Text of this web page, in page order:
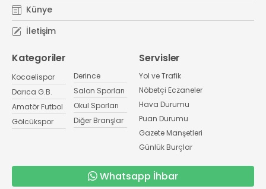
Künye
İletişim
Kategoriler
Kocaelispor
Darıca G.B.
Amatör Futbol
Gölcükspor
Derince
Salon Sporları
Okul Sporları
Diğer Branşlar
Servisler
Yol ve Trafik
Nöbetçi Eczaneler
Hava Durumu
Puan Durumu
Gazete Manşetleri
Günlük Burçlar
Whatsapp İhbar